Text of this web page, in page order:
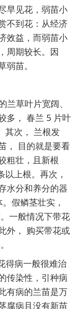
早见花，弱苗小
不到花：从经济
效益，而弱苗小
周期较长。因
弱苗。
兰草叶片宽阔、
多， 春兰 5 片叶
其次， 兰根发
， 目的就是要看
粗壮，且新根
以上根。再次，
水分和养分的器
假鳞茎壮实，
一般情况下带花
外， 购买带花或
得病一般很难治
传染性，引种病
有病的兰苗是万
腐病且没有新苗